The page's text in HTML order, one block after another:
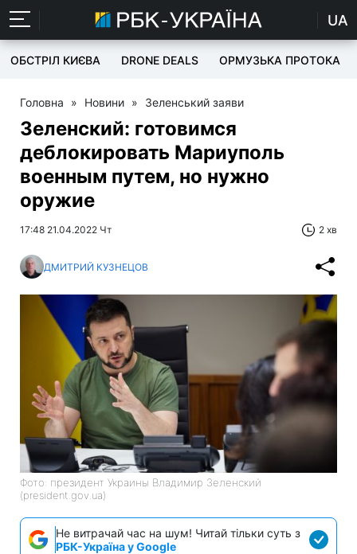
UA
ОБСТРІЛ КИЄВА DRONE DEALS ОРМУЗЬКА ПРОТОКА
Головна » Новини » Зеленський заяви
Зеленский: готовимся
деблокировать Мариуполь
военным путем, но нужно
оружие
17:48 21.04.2022 Чт 2 хв
ДМИТРИЙ КУЗНЕЦОВ
Фото: президент Украины Владимир Зеленский
(president.gov.ua)
Не витрачай час на шум! Читай тільки суть з
РБК-Україна у Google